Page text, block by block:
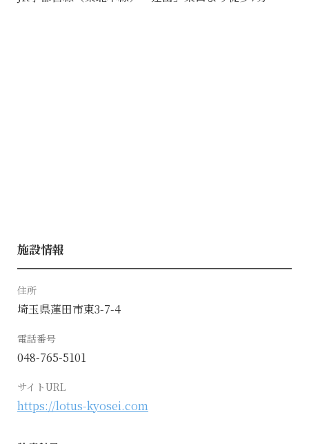
施設情報
住所
埼玉県蓮田市東3-7-4
電話番号
048-765-5101
サイトURL
https://lotus-kyosei.com